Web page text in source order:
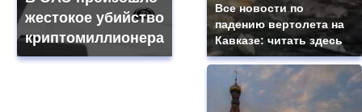
жестокое убийство
криптомиллионера
Все новости по
падению вертолета на
Кавказе: читать здесь